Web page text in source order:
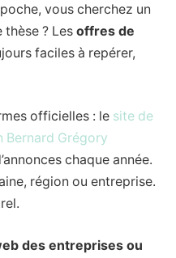
vous cherchez un
? Les offres de
faciles à repérer,
officielles : le site de
Bernard Grégory
chaque année.
région ou entreprise.
des entreprises ou